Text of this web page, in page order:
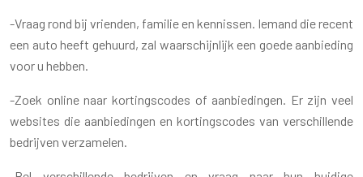
-Vraag rond bij vrienden, familie en kennissen. Iemand die recent
een auto heeft gehuurd, zal waarschijnlijk een goede aanbieding
voor u hebben.
-Zoek online naar kortingscodes of aanbiedingen. Er zijn veel
websites die aanbiedingen en kortingscodes van verschillende
bedrijven verzamelen.